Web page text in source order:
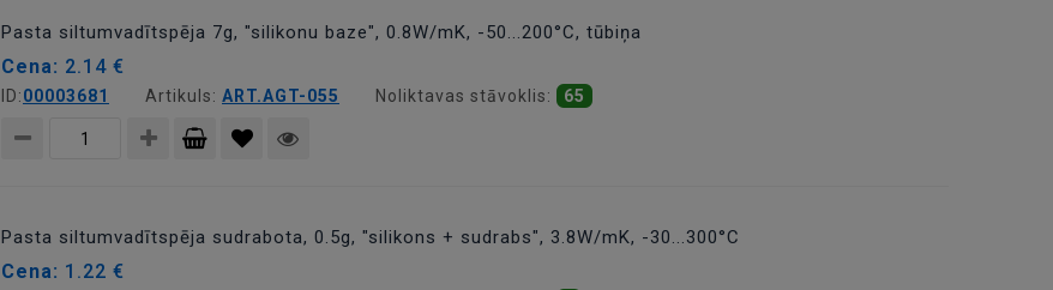
Pasta siltumvadītspēja 7g, "silikonu baze", 0.8W/mK, -50...200°C, tūbiņa
Cena: 2.14 €
ID:00003681 Artikuls: ART.AGT-055 Noliktavas stāvoklis: 65
Pasta siltumvadītspēja sudrabota, 0.5g, "silikons + sudrabs", 3.8W/mK, -30...300°C
Cena: 1.22 €